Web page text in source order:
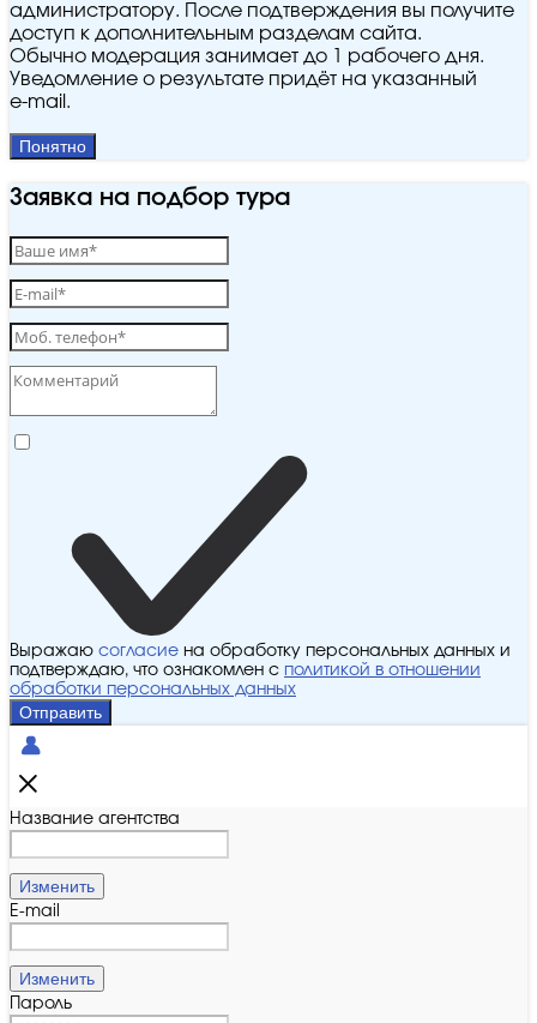
администратору. После подтверждения вы получите
доступ к дополнительным разделам сайта.
Обычно модерация занимает до 1 рабочего дня.
Уведомление о результате придёт на указанный
e‑mail.
Понятно
Заявка на подбор тура
Выражаю согласие на обработку персональных данных и
подтверждаю, что ознакомлен с политикой в отношении
обработки персональных данных
Отправить
Название агентства
Изменить
E-mail
Изменить
Пароль